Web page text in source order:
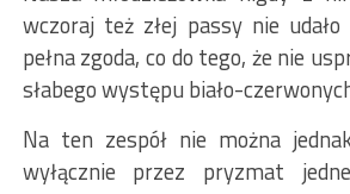
wczoraj też złej passy nie
pełna zgoda, co do tego, że nie
słabego występu biało-
Na ten zespół nie można
wyłącznie przez pryzmat